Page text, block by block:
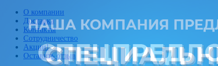
О компании
Доставка
Контакты
Сотрудничество
Акции!
Оставить отзыв